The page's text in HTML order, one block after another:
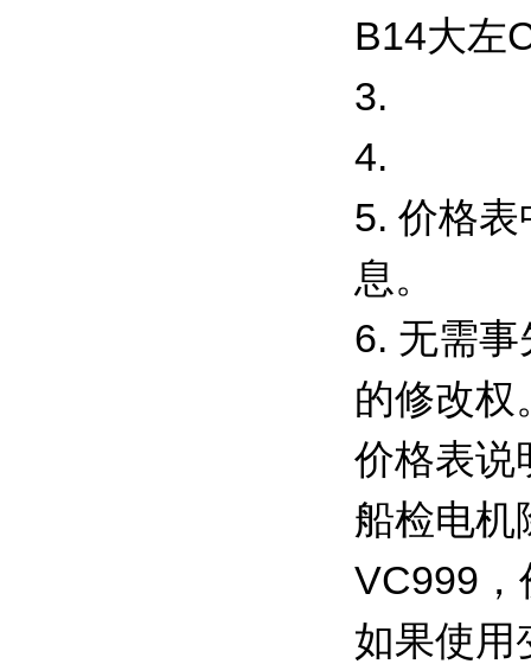
B14大左
3.
4.
5. 价格
息。
6. 无需
的修改权
价格表说
船检电机
VC999，
如果使用